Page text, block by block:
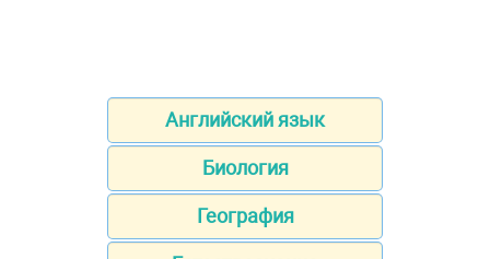
Английский язык
Биология
География